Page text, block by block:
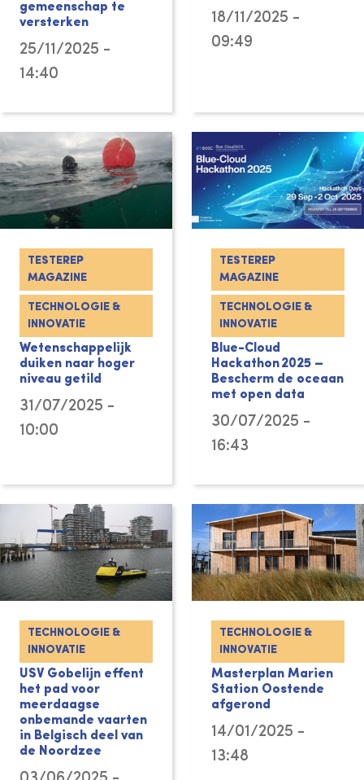
gemeenschap te
versterken
25/11/2025 -
14:40
18/11/2025 -
09:49
TESTEREP
MAGAZINE
TECHNOLOGIE &
INNOVATIE
Wetenschappelijk
duiken naar hoger
niveau getild
31/07/2025 -
10:00
TESTEREP
MAGAZINE
TECHNOLOGIE &
INNOVATIE
Blue-Cloud
Hackathon 2025 –
Bescherm de oceaan
met open data
30/07/2025 -
16:43
TECHNOLOGIE &
INNOVATIE
USV Gobelijn effent
het pad voor
meerdaagse
onbemande vaarten
in Belgisch deel van
de Noordzee
TECHNOLOGIE &
INNOVATIE
Masterplan Marien
Station Oostende
afgerond
14/01/2025 -
13:48